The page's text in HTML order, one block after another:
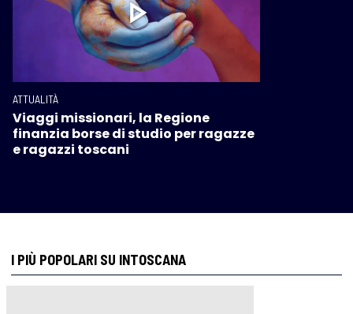
ATTUALITÀ
Viaggi missionari, la Regione
finanzia borse di studio per ragazze
e ragazzi toscani
I PIÙ POPOLARI SU INTOSCANA